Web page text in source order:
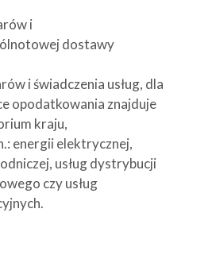
i
dostawy
i świadczenia usług, dla
opodatkowania znajduje
kraju,
energii elektrycznej,
usług dystrybucji
czy usług